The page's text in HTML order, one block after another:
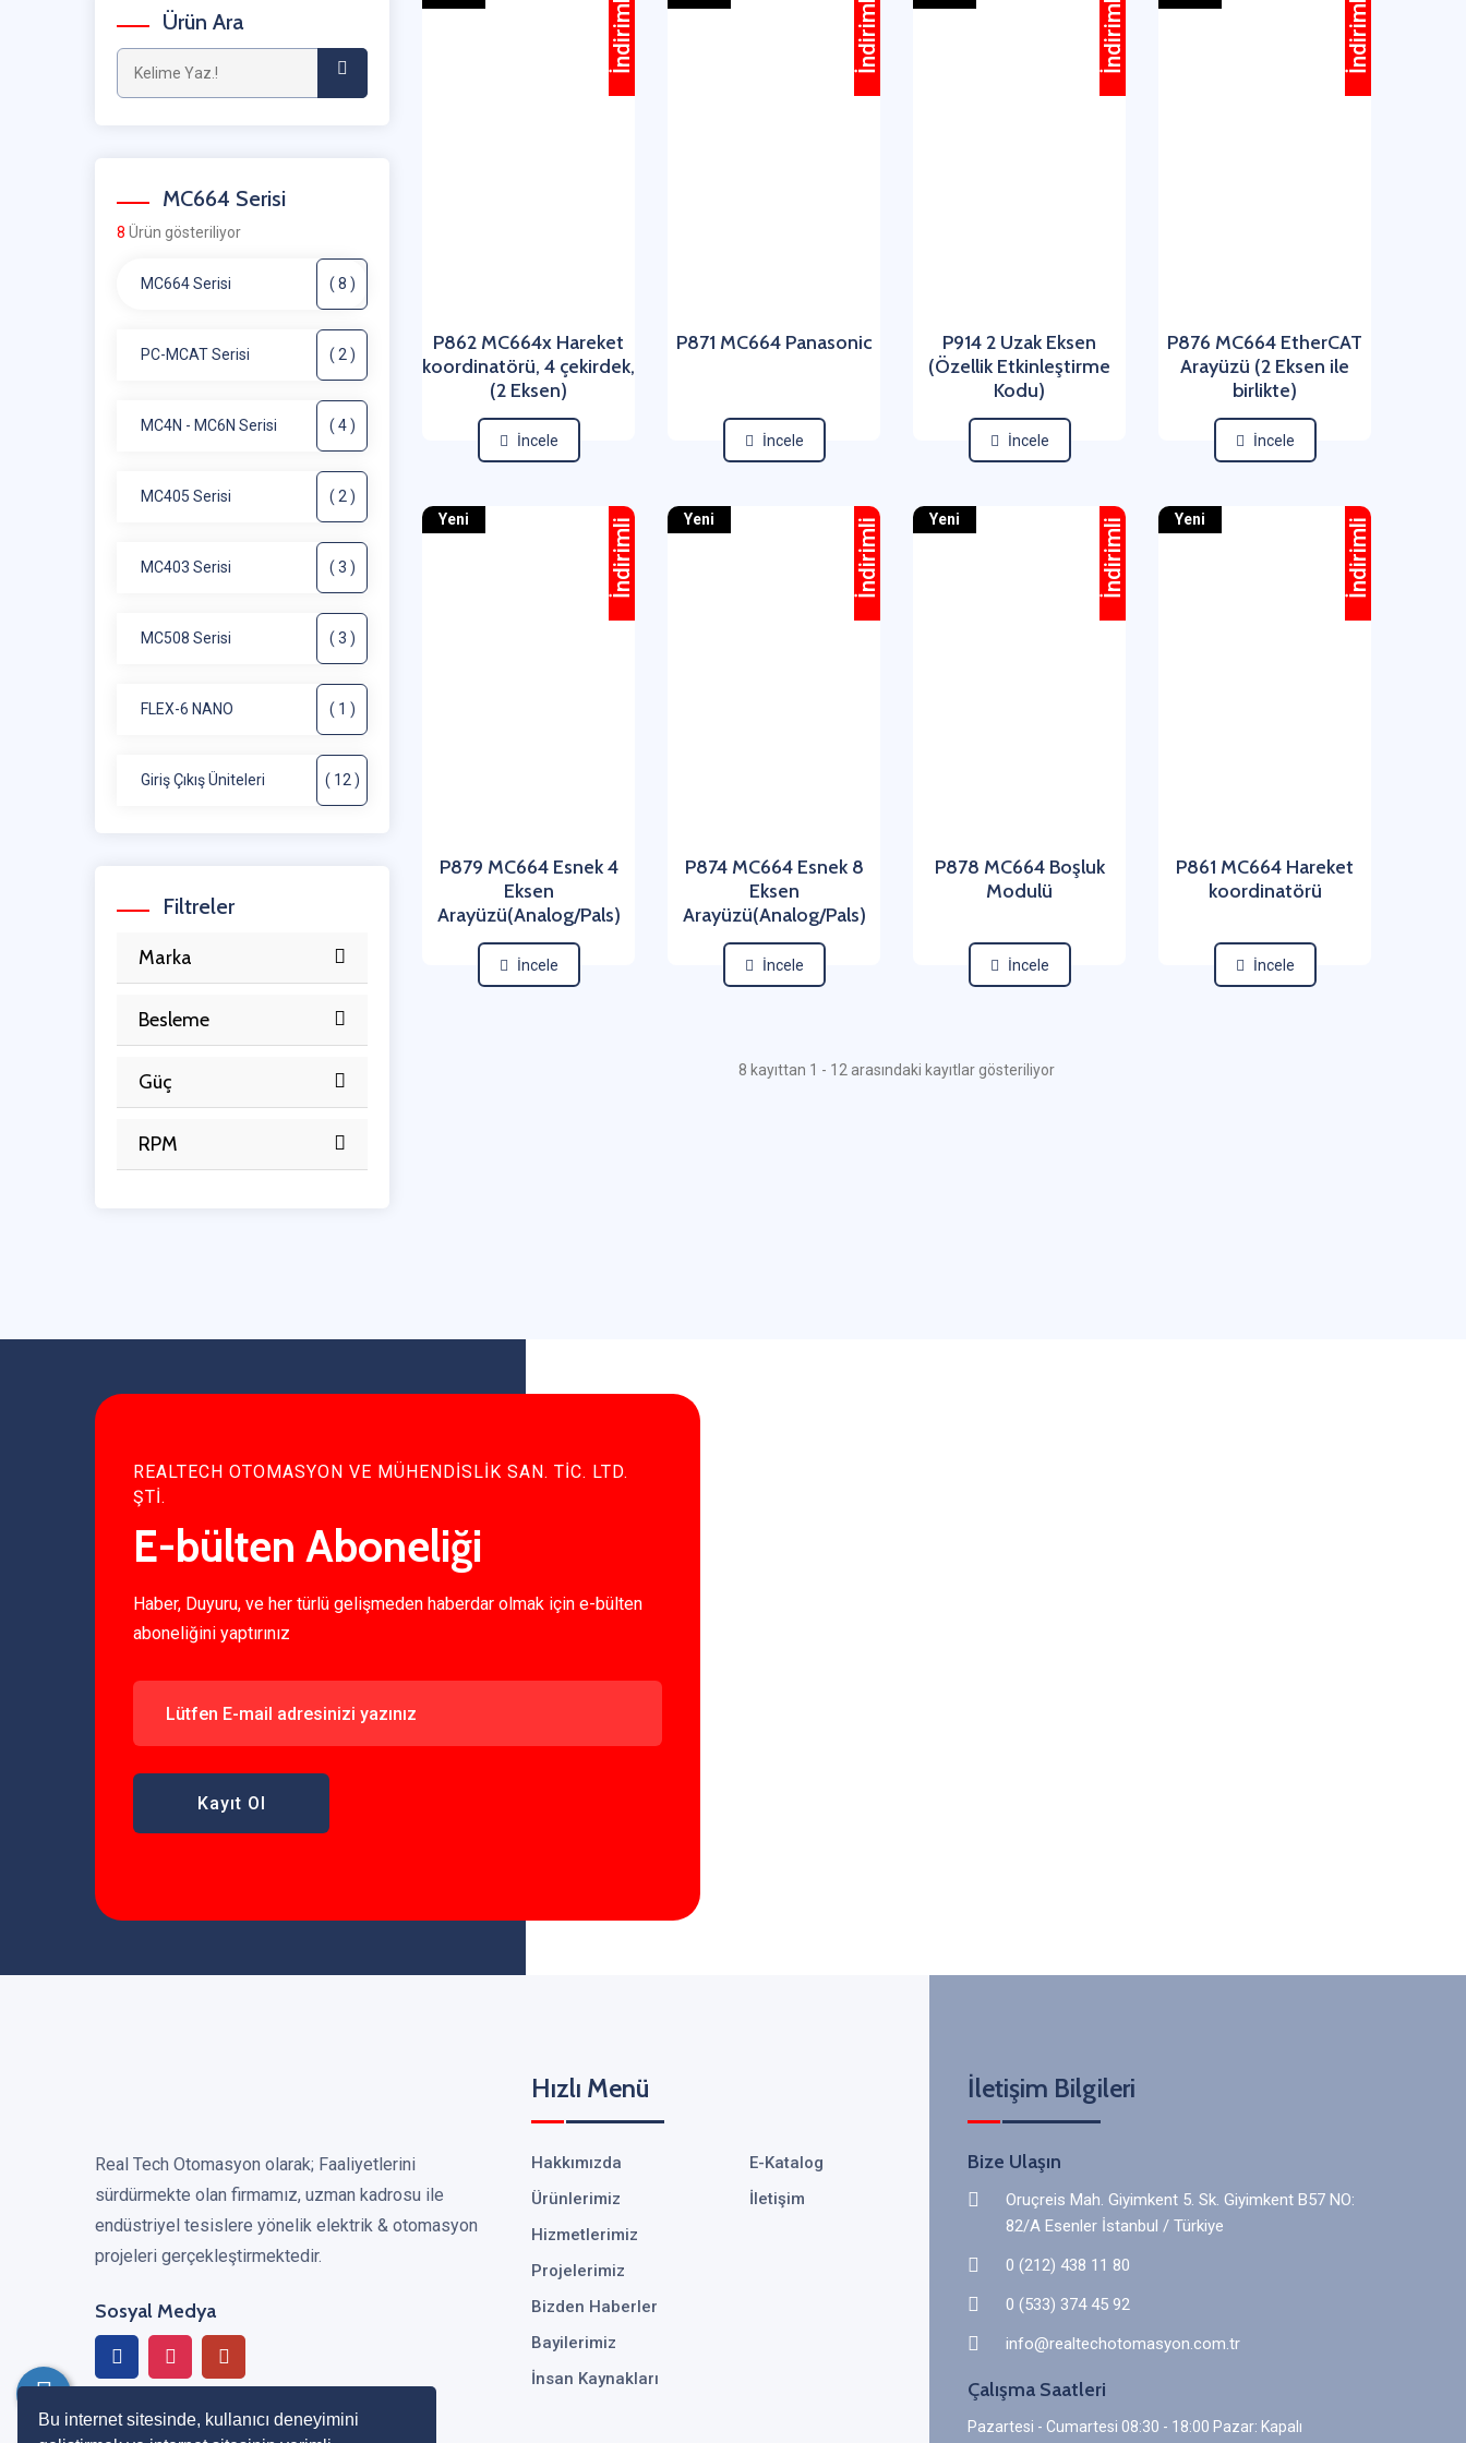
Bu internet sitesinde, kullanıcı deneyimini
Ürün Ara
MC664 Serisi
8 Ürün gösteriliyor
MC664 Serisi ( 8 )
PC-MCAT Serisi ( 2 )
MC4N - MC6N Serisi ( 4 )
MC405 Serisi ( 2 )
MC403 Serisi ( 3 )
MC508 Serisi ( 3 )
FLEX-6 NANO ( 1 )
Giriş Çıkış Üniteleri ( 12 )
Filtreler
Marka
Besleme
Güç
RPM
İndirimli
P862 MC664x Hareket
koordinatörü, 4 çekirdek,
(2 Eksen)
İncele
İndirimli
P871 MC664 Panasonic
İncele
İndirimli
P914 2 Uzak Eksen
(Özellik Etkinleştirme
Kodu)
İncele
İndirimli
P876 MC664 EtherCAT
Arayüzü (2 Eksen ile
birlikte)
İncele
Yeni İndirimli
P879 MC664 Esnek 4
Eksen
Arayüzü(Analog/Pals)
İncele
Yeni İndirimli
P874 MC664 Esnek 8
Eksen
Arayüzü(Analog/Pals)
İncele
Yeni İndirimli
P878 MC664 Boşluk
Modulü
İncele
Yeni İndirimli
P861 MC664 Hareket
koordinatörü
İncele
8 kayıttan 1 - 12 arasındaki kayıtlar gösteriliyor
REALTECH OTOMASYON VE MÜHENDİSLİK SAN. TİC. LTD.
ŞTİ.
E-bülten Aboneliği
Haber, Duyuru, ve her türlü gelişmeden haberdar olmak için e-bülten
aboneliğini yaptırınız
Kayıt Ol
Real Tech Otomasyon olarak; Faaliyetlerini
sürdürmekte olan firmamız, uzman kadrosu ile
endüstriyel tesislere yönelik elektrik & otomasyon
projeleri gerçekleştirmektedir.
Sosyal Medya
Hızlı Menü
Hakkımızda
Ürünlerimiz
Hizmetlerimiz
Projelerimiz
Bizden Haberler
Bayilerimiz
İnsan Kaynakları
E-Katalog
İletişim
İletişim Bilgileri
Bize Ulaşın
Oruçreis Mah. Giyimkent 5. Sk. Giyimkent B57 NO:
82/A Esenler İstanbul / Türkiye
0 (212) 438 11 80
0 (533) 374 45 92
info@realtechotomasyon.com.tr
Çalışma Saatleri
Pazartesi - Cumartesi 08:30 - 18:00 Pazar: Kapalı